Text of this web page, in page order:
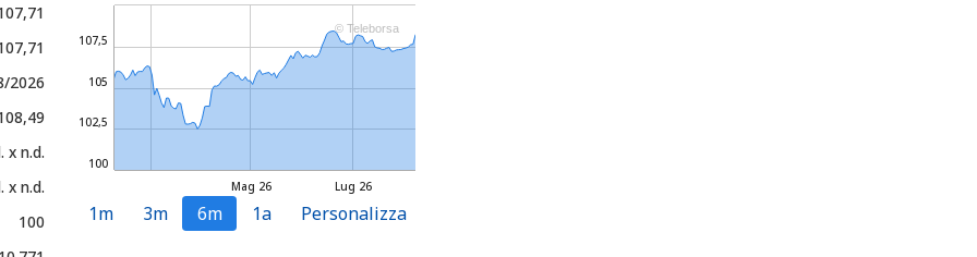
2026
x n.d.
x n.d.
100
Lug 26
Mag 26
100
102,5
105
107,5
© Teleborsa
1m 3m 6m 1a Personalizza